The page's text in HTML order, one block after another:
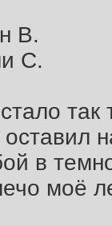
В.
С.
так
оставил
в
моё